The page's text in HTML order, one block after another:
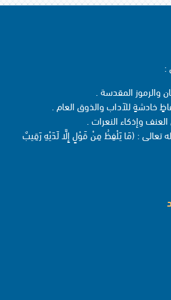
:
والرموز المقدسة .
خادشةٍ للآداب والذوق العام .
وإذكاء النعرات .
تعالى : (مَا يَلْفِظُ مِنْ قَوْلٍ إِلَّا لَدَيْهِ رَقِيبٌ